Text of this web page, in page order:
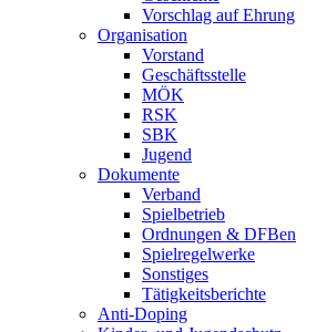
Vorschlag auf Ehrung
Organisation
Vorstand
Geschäftsstelle
MÖK
RSK
SBK
Jugend
Dokumente
Verband
Spielbetrieb
Ordnungen & DFBen
Spielregelwerke
Sonstiges
Tätigkeitsberichte
Anti-Doping